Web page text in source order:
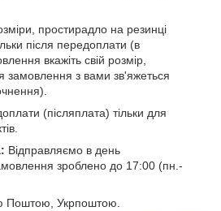
простирадло на резинці
після передоплати (в
вкажіть свій розмір,
замовлення з вами зв'яжеться
(післяплата) тільки для
Відправляємо в день
зроблено до 17:00 (пн.-
Поштою, Укрпоштою.